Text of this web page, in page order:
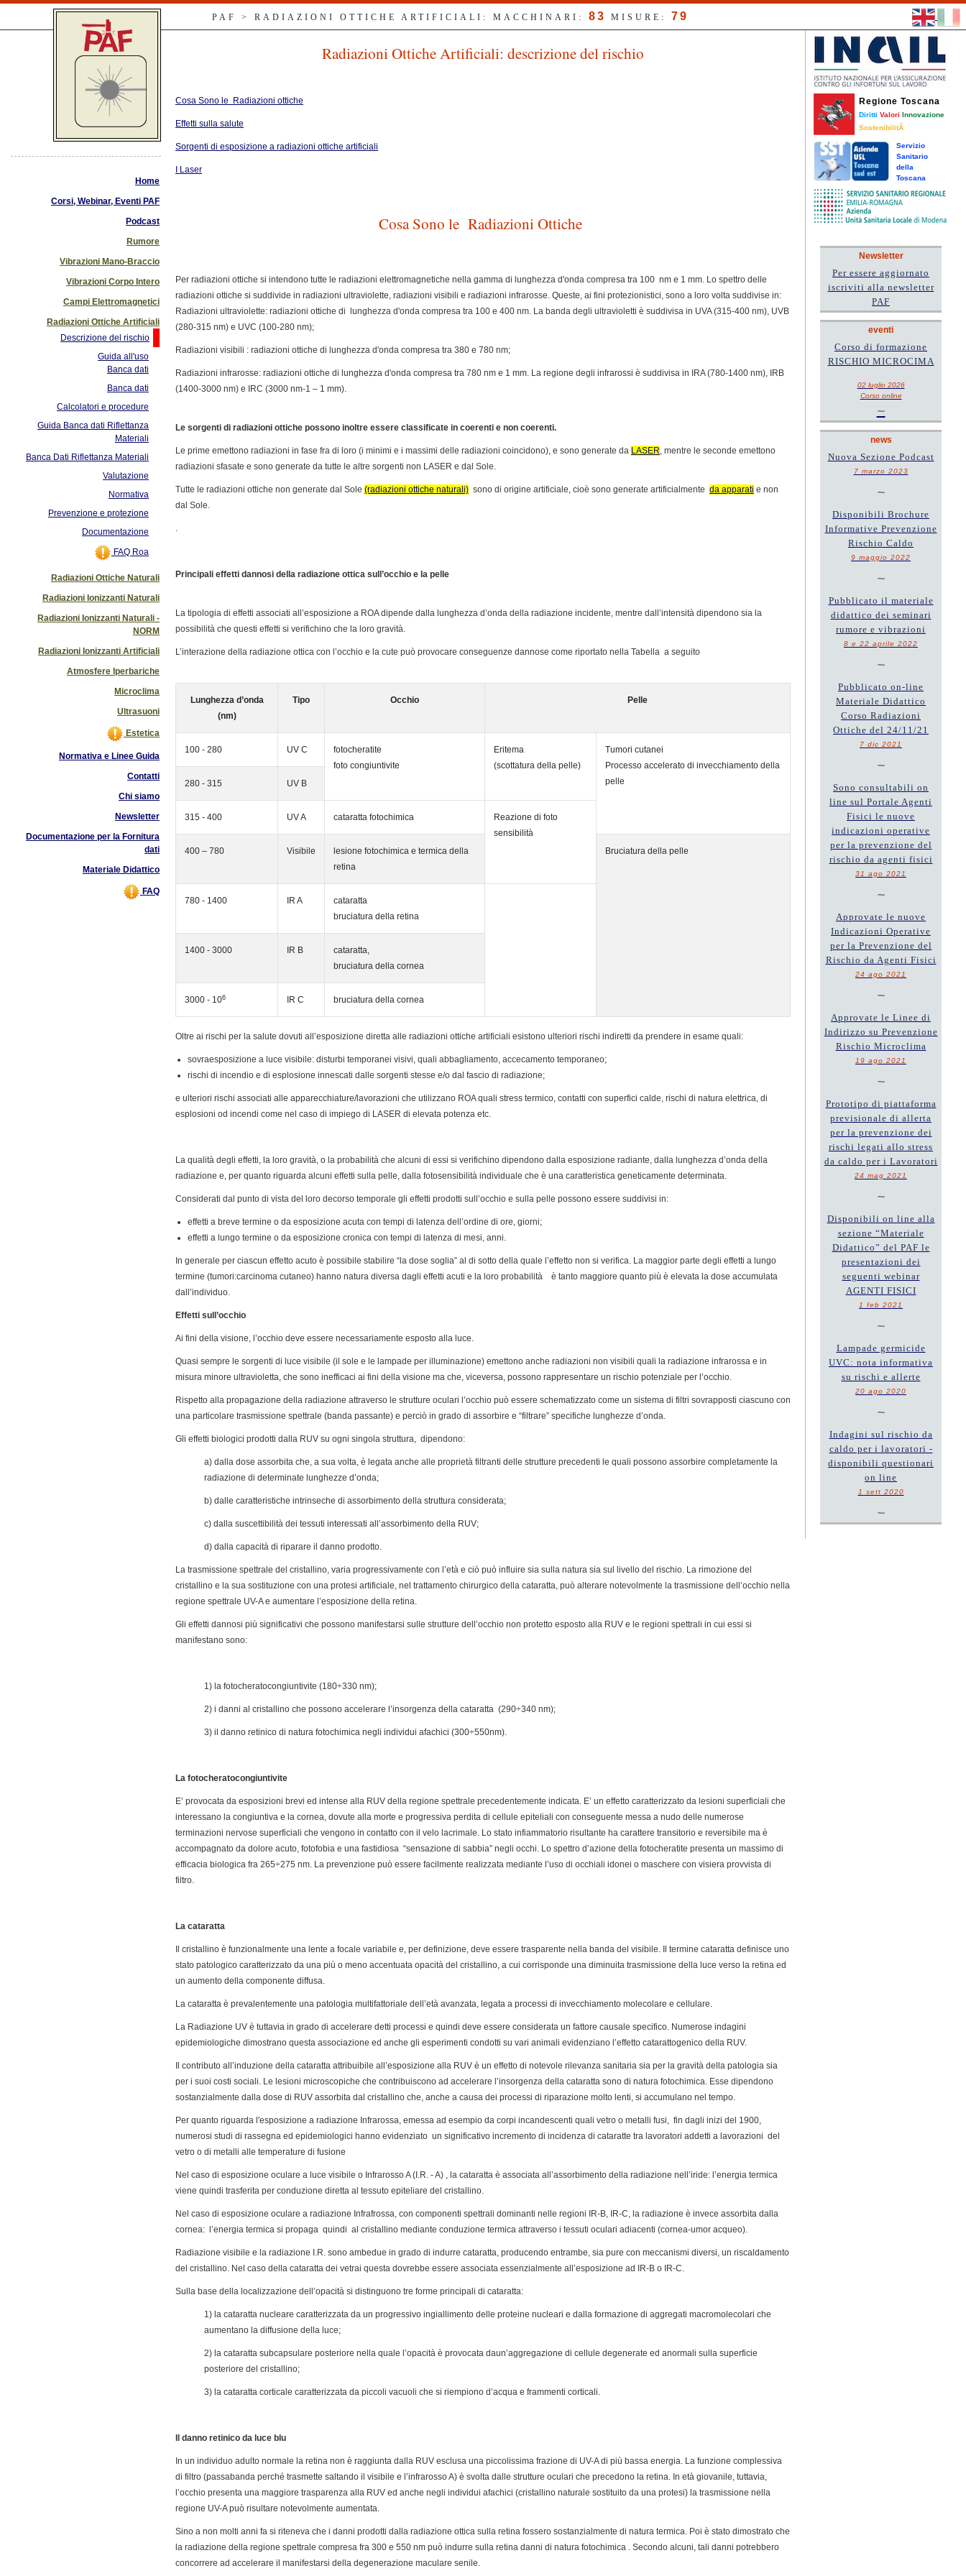
PAF > RADIAZIONI OTTICHE ARTIFICIALI: MACCHINARI: 83 MISURE: 79
Home
Corsi, Webinar, Eventi PAF
Podcast
Rumore
Vibrazioni Mano-Braccio
Vibrazioni Corpo Intero
Campi Elettromagnetici
Radiazioni Ottiche Artificiali
Descrizione del rischio
Guida all'uso
Banca dati
Banca dati
Calcolatori e procedure
Guida Banca dati Riflettanza
Materiali
Banca Dati Riflettanza Materiali
Valutazione
Normativa
Prevenzione e protezione
Documentazione
FAQ Roa
Radiazioni Ottiche Naturali
Radiazioni Ionizzanti Naturali
Radiazioni Ionizzanti Naturali -
NORM
Radiazioni Ionizzanti Artificiali
Atmosfere Iperbariche
Microclima
Ultrasuoni
Estetica
Normativa e Linee Guida
Contatti
Chi siamo
Newsletter
Documentazione per la Fornitura
dati
Materiale Didattico
FAQ
Radiazioni Ottiche Artificiali: descrizione del rischio
Cosa Sono le Radiazioni ottiche
Effetti sulla salute
Sorgenti di esposizione a radiazioni ottiche artificiali
I Laser
Cosa Sono le Radiazioni Ottiche
Per radiazioni ottiche si intendono tutte le radiazioni elettromagnetiche nella gamma di lunghezza d'onda compresa tra 100 nm e 1 mm. Lo spettro delle
radiazioni ottiche si suddivide in radiazioni ultraviolette, radiazioni visibili e radiazioni infrarosse. Queste, ai fini protezionistici, sono a loro volta suddivise in:
Radiazioni ultraviolette: radiazioni ottiche di lunghezza d'onda compresa tra 100 e 400 nm. La banda degli ultravioletti è suddivisa in UVA (315-400 nm), UVB
(280-315 nm) e UVC (100-280 nm);
Radiazioni visibili : radiazioni ottiche di lunghezza d'onda compresa tra 380 e 780 nm;
Radiazioni infrarosse: radiazioni ottiche di lunghezza d'onda compresa tra 780 nm e 1 mm. La regione degli infrarossi è suddivisa in IRA (780-1400 nm), IRB
(1400-3000 nm) e IRC (3000 nm-1 – 1 mm).
Le sorgenti di radiazioni ottiche possono inoltre essere classificate in coerenti e non coerenti.
Le prime emettono radiazioni in fase fra di loro (i minimi e i massimi delle radiazioni coincidono), e sono generate da LASER, mentre le seconde emettono
radiazioni sfasate e sono generate da tutte le altre sorgenti non LASER e dal Sole.
Tutte le radiazioni ottiche non generate dal Sole (radiazioni ottiche naturali) sono di origine artificiale, cioè sono generate artificialmente da apparati e non
dal Sole.
.
Principali effetti dannosi della radiazione ottica sull’occhio e la pelle
La tipologia di effetti associati all’esposizione a ROA dipende dalla lunghezza d’onda della radiazione incidente, mentre dall’intensità dipendono sia la
possibilità che questi effetti si verifichino che la loro gravità.
L’interazione della radiazione ottica con l’occhio e la cute può provocare conseguenze dannose come riportato nella Tabella a seguito
Lunghezza d’onda
(nm)
Tipo Occhio Pelle
100 - 280 UV C
fotocheratite
foto congiuntivite
Eritema
(scottatura della pelle)
Tumori cutanei
Processo accelerato di invecchiamento della
pelle
280 - 315 UV B
315 - 400 UV A cataratta fotochimica
Reazione di foto
sensibilità
400 – 780
Visibile
lesione fotochimica e termica della
retina
Bruciatura della pelle
780 - 1400 IR A
cataratta
bruciatura della retina
1400 - 3000 IR B
cataratta,
bruciatura della cornea
3000 - 106 IR C bruciatura della cornea
Oltre ai rischi per la salute dovuti all’esposizione diretta alle radiazioni ottiche artificiali esistono ulteriori rischi indiretti da prendere in esame quali:
sovraesposizione a luce visibile: disturbi temporanei visivi, quali abbagliamento, accecamento temporaneo;
rischi di incendio e di esplosione innescati dalle sorgenti stesse e/o dal fascio di radiazione;
e ulteriori rischi associati alle apparecchiature/lavorazioni che utilizzano ROA quali stress termico, contatti con superfici calde, rischi di natura elettrica, di
esplosioni od incendi come nel caso di impiego di LASER di elevata potenza etc.
La qualità degli effetti, la loro gravità, o la probabilità che alcuni di essi si verifichino dipendono dalla esposizione radiante, dalla lunghezza d’onda della
radiazione e, per quanto riguarda alcuni effetti sulla pelle, dalla fotosensibilità individuale che è una caratteristica geneticamente determinata.
Considerati dal punto di vista del loro decorso temporale gli effetti prodotti sull’occhio e sulla pelle possono essere suddivisi in:
effetti a breve termine o da esposizione acuta con tempi di latenza dell’ordine di ore, giorni;
effetti a lungo termine o da esposizione cronica con tempi di latenza di mesi, anni.
In generale per ciascun effetto acuto è possibile stabilire “la dose soglia” al di sotto della quale l’effetto non si verifica. La maggior parte degli effetti a lungo
termine (tumori:carcinoma cutaneo) hanno natura diversa dagli effetti acuti e la loro probabilità è tanto maggiore quanto più è elevata la dose accumulata
dall’individuo.
Effetti sull’occhio
Ai fini della visione, l’occhio deve essere necessariamente esposto alla luce.
Quasi sempre le sorgenti di luce visibile (il sole e le lampade per illuminazione) emettono anche radiazioni non visibili quali la radiazione infrarossa e in
misura minore ultravioletta, che sono inefficaci ai fini della visione ma che, viceversa, possono rappresentare un rischio potenziale per l’occhio.
Rispetto alla propagazione della radiazione attraverso le strutture oculari l’occhio può essere schematizzato come un sistema di filtri sovrapposti ciascuno con
una particolare trasmissione spettrale (banda passante) e perciò in grado di assorbire e “filtrare” specifiche lunghezze d’onda.
Gli effetti biologici prodotti dalla RUV su ogni singola struttura, dipendono:
a) dalla dose assorbita che, a sua volta, è legata anche alle proprietà filtranti delle strutture precedenti le quali possono assorbire completamente la
radiazione di determinate lunghezze d’onda;
b) dalle caratteristiche intrinseche di assorbimento della struttura considerata;
c) dalla suscettibilità dei tessuti interessati all’assorbimento della RUV;
d) dalla capacità di riparare il danno prodotto.
La trasmissione spettrale del cristallino, varia progressivamente con l’età e ciò può influire sia sulla natura sia sul livello del rischio. La rimozione del
cristallino e la sua sostituzione con una protesi artificiale, nel trattamento chirurgico della cataratta, può alterare notevolmente la trasmissione dell’occhio nella
regione spettrale UV-A e aumentare l’esposizione della retina.
Gli effetti dannosi più significativi che possono manifestarsi sulle strutture dell’occhio non protetto esposto alla RUV e le regioni spettrali in cui essi si
manifestano sono:
1) la fotocheratocongiuntivite (180÷330 nm);
2) i danni al cristallino che possono accelerare l’insorgenza della cataratta (290÷340 nm);
3) il danno retinico di natura fotochimica negli individui afachici (300÷550nm).
La fotocheratocongiuntivite
E’ provocata da esposizioni brevi ed intense alla RUV della regione spettrale precedentemente indicata. E’ un effetto caratterizzato da lesioni superficiali che
interessano la congiuntiva e la cornea, dovute alla morte e progressiva perdita di cellule epiteliali con conseguente messa a nudo delle numerose
terminazioni nervose superficiali che vengono in contatto con il velo lacrimale. Lo stato infiammatorio risultante ha carattere transitorio e reversibile ma è
accompagnato da dolore acuto, fotofobia e una fastidiosa “sensazione di sabbia” negli occhi. Lo spettro d’azione della fotocheratite presenta un massimo di
efficacia biologica fra 265÷275 nm. La prevenzione può essere facilmente realizzata mediante l’uso di occhiali idonei o maschere con visiera provvista di
filtro.
La cataratta
Il cristallino è funzionalmente una lente a focale variabile e, per definizione, deve essere trasparente nella banda del visibile. Il termine cataratta definisce uno
stato patologico caratterizzato da una più o meno accentuata opacità del cristallino, a cui corrisponde una diminuita trasmissione della luce verso la retina ed
un aumento della componente diffusa.
La cataratta è prevalentemente una patologia multifattoriale dell’età avanzata, legata a processi di invecchiamento molecolare e cellulare.
La Radiazione UV è tuttavia in grado di accelerare detti processi e quindi deve essere considerata un fattore causale specifico. Numerose indagini
epidemiologiche dimostrano questa associazione ed anche gli esperimenti condotti su vari animali evidenziano l’effetto catarattogenico della RUV.
Il contributo all’induzione della cataratta attribuibile all’esposizione alla RUV è un effetto di notevole rilevanza sanitaria sia per la gravità della patologia sia
per i suoi costi sociali. Le lesioni microscopiche che contribuiscono ad accelerare l’insorgenza della cataratta sono di natura fotochimica. Esse dipendono
sostanzialmente dalla dose di RUV assorbita dal cristallino che, anche a causa dei processi di riparazione molto lenti, si accumulano nel tempo.
Per quanto riguarda l'esposizione a radiazione Infrarossa, emessa ad esempio da corpi incandescenti quali vetro o metalli fusi, fin dagli inizi del 1900,
numerosi studi di rassegna ed epidemiologici hanno evidenziato un significativo incremento di incidenza di cataratte tra lavoratori addetti a lavorazioni del
vetro o di metalli alle temperature di fusione
Nel caso di esposizione oculare a luce visibile o Infrarosso A (I.R. - A) , la cataratta è associata all’assorbimento della radiazione nell’iride: l’energia termica
viene quindi trasferita per conduzione diretta al tessuto epiteliare del cristallino.
Nel caso di esposizione oculare a radiazione Infrafrossa, con componenti spettrali dominanti nelle regioni IR-B, IR-C, la radiazione è invece assorbita dalla
cornea: l’energia termica si propaga quindi al cristallino mediante conduzione termica attraverso i tessuti oculari adiacenti (cornea-umor acqueo).
Radiazione visibile e la radiazione I.R. sono ambedue in grado di indurre cataratta, producendo entrambe, sia pure con meccanismi diversi, un riscaldamento
del cristallino. Nel caso della cataratta dei vetrai questa dovrebbe essere associata essenzialmente all’esposizione ad IR-B o IR-C.
Sulla base della localizzazione dell’opacità si distinguono tre forme principali di cataratta:
1) la cataratta nucleare caratterizzata da un progressivo ingiallimento delle proteine nucleari e dalla formazione di aggregati macromolecolari che
aumentano la diffusione della luce;
2) la cataratta subcapsulare posteriore nella quale l’opacità è provocata daun’aggregazione di cellule degenerate ed anormali sulla superficie
posteriore del cristallino;
3) la cataratta corticale caratterizzata da piccoli vacuoli che si riempiono d’acqua e frammenti corticali.
Il danno retinico da luce blu
In un individuo adulto normale la retina non è raggiunta dalla RUV esclusa una piccolissima frazione di UV-A di più bassa energia. La funzione complessiva
di filtro (passabanda perché trasmette saltando il visibile e l’infrarosso A) è svolta dalle strutture oculari che precedono la retina. In età giovanile, tuttavia,
l’occhio presenta una maggiore trasparenza alla RUV ed anche negli individui afachici (cristallino naturale sostituito da una protesi) la trasmissione nella
regione UV-A può risultare notevolmente aumentata.
Sino a non molti anni fa si riteneva che i danni prodotti dalla radiazione ottica sulla retina fossero sostanzialmente di natura termica. Poi è stato dimostrato che
la radiazione della regione spettrale compresa fra 300 e 550 nm può indurre sulla retina danni di natura fotochimica . Secondo alcuni, tali danni potrebbero
concorrere ad accelerare il manifestarsi della degenerazione maculare senile.
Regione Toscana
Diritti Valori Innovazione
SostenibilitÃ
Servizio
Sanitario
della
Toscana
Newsletter
Per essere aggiornato
iscriviti alla newsletter
PAF
eventi
Corso di formazione
RISCHIO MICROCIMA
02 luglio 2026
Corso online
~
news
Nuova Sezione Podcast
7 marzo 2023
~
Disponibili Brochure
Informative Prevenzione
Rischio Caldo
9 maggio 2022
~
Pubblicato il materiale
didattico dei seminari
rumore e vibrazioni
8 e 22 aprile 2022
~
Pubblicato on-line
Materiale Didattico
Corso Radiazioni
Ottiche del 24/11/21
7 dic 2021
~
Sono consultabili on
line sul Portale Agenti
Fisici le nuove
indicazioni operative
per la prevenzione del
rischio da agenti fisici
31 ago 2021
~
Approvate le nuove
Indicazioni Operative
per la Prevenzione del
Rischio da Agenti Fisici
24 ago 2021
~
Approvate le Linee di
Indirizzo su Prevenzione
Rischio Microclima
19 ago 2021
~
Prototipo di piattaforma
previsionale di allerta
per la prevenzione dei
rischi legati allo stress
da caldo per i Lavoratori
24 mag 2021
~
Disponibili on line alla
sezione “Materiale
Didattico” del PAF le
presentazioni dei
seguenti webinar
AGENTI FISICI
1 feb 2021
~
Lampade germicide
UVC: nota informativa
su rischi e allerte
20 ago 2020
~
Indagini sul rischio da
caldo per i lavoratori -
disponibili questionari
on line
1 sett 2020
~